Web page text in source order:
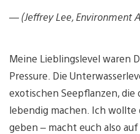
— (Jeffrey Lee, Environment
Meine Lieblingslevel waren
Pressure. Die
exotischen Seepflanzen, die
lebendig machen. Ich wollte
geben – macht euch also